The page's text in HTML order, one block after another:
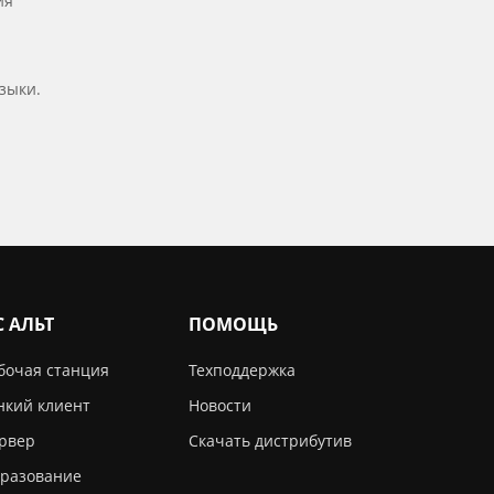
АЛЬТ
станция
клиент
ПОМОЩЬ
Техподдержка
Новости
Скачать дистрибутив